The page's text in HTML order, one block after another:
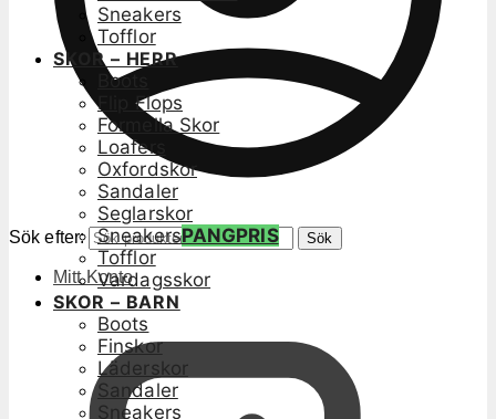
Sök efter: Sök
Mitt Konto
Sneakers
Tofflor
SKOR – HERR
Boots
Flip Flops
Formella Skor
Loafers
Oxfordskor
Sandaler
Seglarskor
SneakersPANGPRIS
Tofflor
Vardagsskor
SKOR – BARN
Boots
Finskor
Läderskor
Sandaler
Sneakers